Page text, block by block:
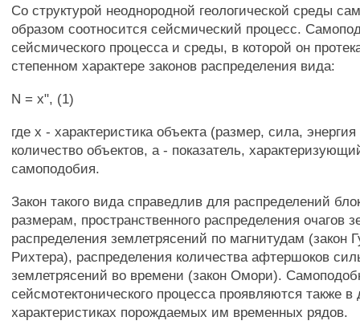
Со структурой неоднородной геологической среды
образом соотносится сейсмический процесс.
сейсмического процесса и среды, в которой он
степенном характере законов распределения вида:
N = x", (1)
где х - характеристика объекта (размер, сила,
количество объектов, а - показатель,
самоподобия.
Закон такого вида справедлив для распределений
размерам, пространственного распределения очагов
распределения землетрясений по магнитудам (закон
Рихтера), распределения количества афтершоков
землетрясений во времени (закон Омори).
сейсмотектонического процесса проявляются также
характеристиках порождаемых им временных рядов.